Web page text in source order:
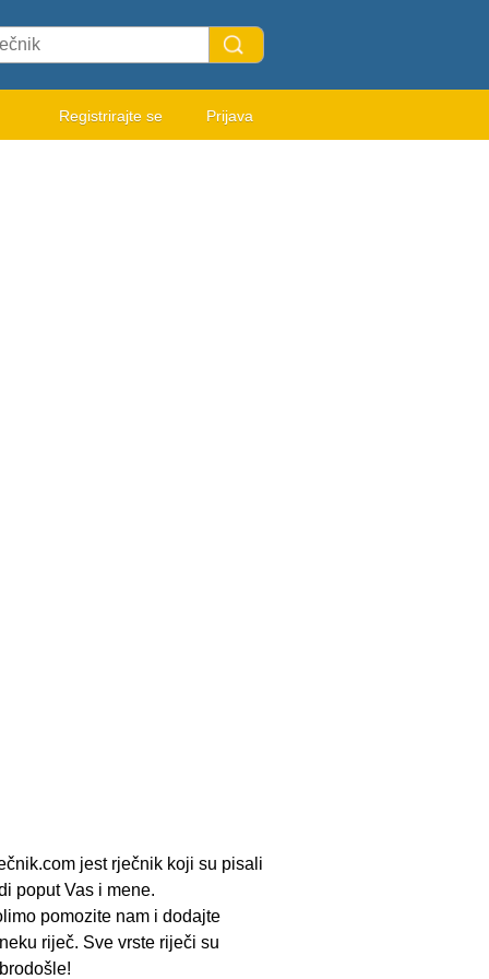
Registrirajte se Prijava
jest rječnik koji su pisali
poput Vas i mene.
pomozite nam i dodajte
riječ. Sve vrste riječi su